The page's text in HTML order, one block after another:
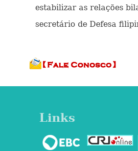
estabilizar as relações
secretário de Defesa
Links